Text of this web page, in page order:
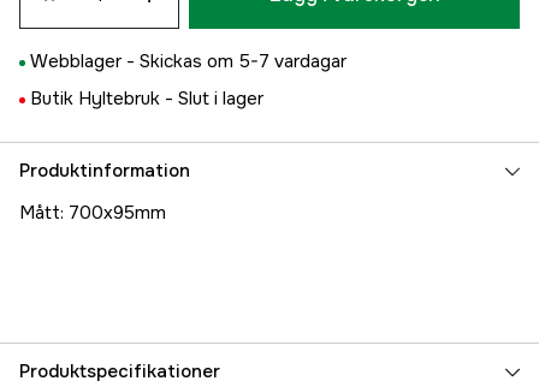
Webblager - Skickas om 5-7 vardagar
Butik Hyltebruk - Slut i lager
Produktinformation
Mått: 700x95mm
Produktspecifikationer